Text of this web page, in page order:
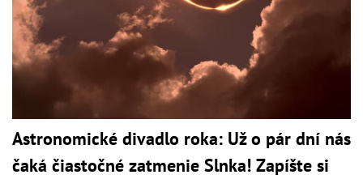
Astronomické divadlo roka: Už o pár dní nás
čaká čiastočné zatmenie Slnka! Zapíšte si